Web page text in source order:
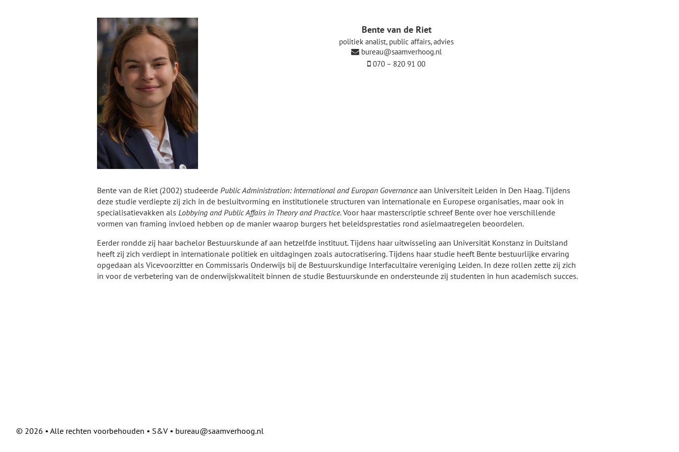
Bente van de Riet
politiek analist, public affairs, advies
070 – 820 91 00
bureau@saamverhoog.nl
Bente van de Riet (2002) studeerde Public Administration: International and Europan Governanceaan Universiteit Leiden in Den Haag. Tijdens
deze studie verdiepte zij zich in de besluitvorming en institutionele structuren van internationale en Europese organisaties, maar ook in
specialisatievakken als Lobbying and Public Affairs in Theory and Practice. Voor haar masterscriptie schreef Bente over hoe verschillende
vormen van framing invloed hebben op de manier waarop burgers het beleidsprestaties rond asielmaatregelen beoordelen.
Eerder rondde zij haar bachelor Bestuurskunde af aan hetzelfde instituut. Tijdens haar uitwisseling aan Universität Konstanz in Duitsland
heeft zij zich verdiept in internationale politiek en uitdagingen zoals autocratisering. Tijdens haar studie heeft Bente bestuurlijke ervaring
opgedaan als Vicevoorzitter en Commissaris Onderwijs bij de Bestuurskundige Interfacultaire vereniging Leiden. In deze rollen zette zij zich
in voor de verbetering van de onderwijskwaliteit binnen de studie Bestuurskunde en ondersteunde zij studenten in hun academisch succes.
© 2026 • Alle rechten voorbehouden • S&V • bureau@saamverhoog.nl